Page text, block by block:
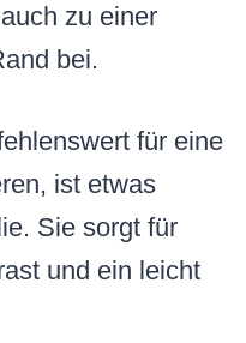
zu einer
bei.
für eine
ist etwas
Sie sorgt für
und ein leicht